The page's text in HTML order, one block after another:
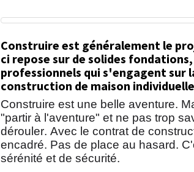
Construire est généralement le
ci repose sur de solides
professionnels qui s'engagent sur
construction de maison individuelle
Construire est une belle aventure.
"partir à l'aventure" et ne pas trop
dérouler. Avec le contrat de
encadré. Pas de place au hasard.
sérénité et de sécurité.